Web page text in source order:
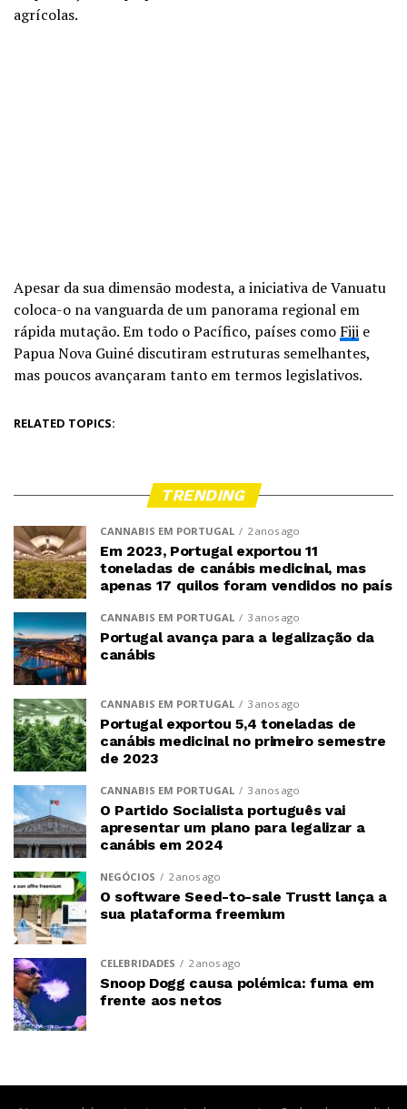
agrícolas.
Apesar da sua dimensão modesta, a iniciativa de Vanuatu
coloca-o na vanguarda de um panorama regional em
rápida mutação. Em todo o Pacífico, países como Fiji e
Papua Nova Guiné discutiram estruturas semelhantes,
mas poucos avançaram tanto em termos legislativos.
RELATED TOPICS:
TRENDING
CANNABIS EM PORTUGAL 2 anos ago
Em 2023, Portugal exportou 11
toneladas de canábis medicinal, mas
apenas 17 quilos foram vendidos no país
CANNABIS EM PORTUGAL 3 anos ago
Portugal avança para a legalização da
canábis
CANNABIS EM PORTUGAL 3 anos ago
Portugal exportou 5,4 toneladas de
canábis medicinal no primeiro semestre
de 2023
CANNABIS EM PORTUGAL 3 anos ago
O Partido Socialista português vai
apresentar um plano para legalizar a
canábis em 2024
NEGÓCIOS 2 anos ago
O software Seed-to-sale Trustt lança a
sua plataforma freemium
CELEBRIDADES 2 anos ago
Snoop Dogg causa polémica: fuma em
frente aos netos